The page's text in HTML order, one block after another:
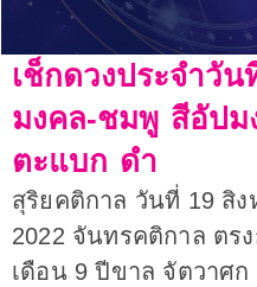
เช็กดวงประจำวั
มงคล-ชมพู สีอัปม
ตะแบก ดำ
สุริยคติกาล วันที่ 19 สิ
2022 จันทรคติกาล ตร
เดือน 9 ปีขาล จัตวาศก